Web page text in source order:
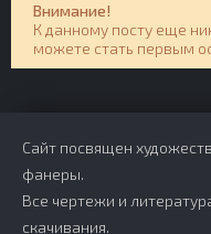
Внимание!
К данному посту еще
можете стать первым
Сайт посвящен
фанеры.
Все чертежи и
скачивания.